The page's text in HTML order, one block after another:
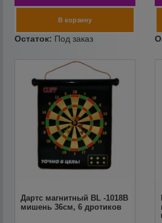
Дартс магнитный BL -1018В
мишень 36см, 6 дротиков